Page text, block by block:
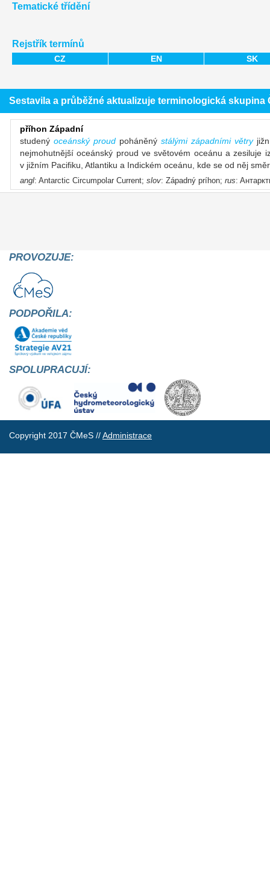
Tematické třídění
Rejstřík termínů
CZ EN SK
Sestavila a průběžné aktualizuje terminologická
příhon Západní
studenýoceánský proud poháněnýstálými západními větry
nejmohutnější oceánský proud ve světovém oceánu a zesiluje
v jižním Pacifiku, Atlantiku a Indickém oceánu, kde se od něj
angl: Antarctic Circumpolar Current; slov: Západný príhon; rus:
PROVOZUJE:
PODPOŘILA:
SPOLUPRACUJÍ:
Copyright 2017 ČMeS //Administrace